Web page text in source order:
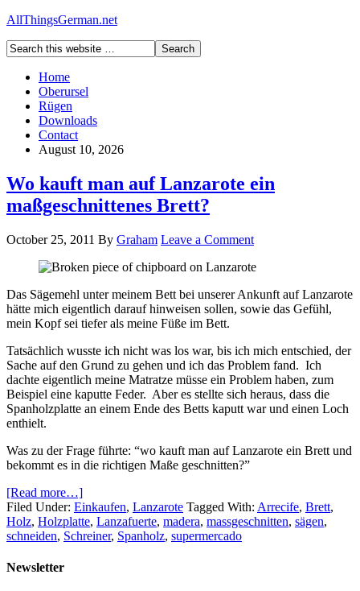
AllThingsGerman.net
Home
Oberursel
Rügen
Downloads
Contact
August 10, 2026
Wo kauft man auf Lanzarote ein
maßgeschnittenes Brett?
October 25, 2011 By Graham Leave a Comment
Das Sägemehl unter meinem Bett bei unserer Ankunft auf Lanzarote
hätte mich eigentlich darauf hinweisen sollen, sowie das Gefühl,
mein Kopf sei tiefer als meine Füße im Bett.
Tatsächlich wusste ich nicht was los war, bis ich mich entschied, der
Sache auf den Grund zu gehen und ich das Problem fand. Ich
dachte eigentlich meine Matratze müsse ein Problem haben, zum
Beispiel eine kaputte Feder. Aber es stellte sich heraus, dass die
Spanholzplatte an einem Ende des Betts kaputt war und einen Loch
enthielt.
Was zu der Frage führte: “wo kauft man auf Lanzarote ein Brett und
bekommt es in die richtigen Maße geschnitten?”
[Read more…]
Filed Under: Einkaufen, Lanzarote Tagged With: Arrecife, Brett,
Holz, Holzplatte, Lanzafuerte, madera, massgeschnitten, sägen,
schneiden, Schreiner, Spanholz, supermercado
Newsletter